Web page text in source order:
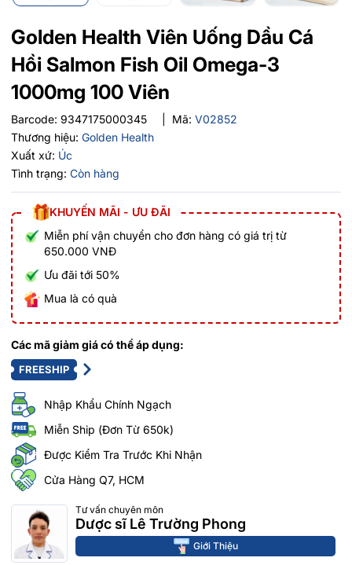
Golden Health Viên Uống Dầu Cá
Hồi Salmon Fish Oil Omega-3
1000mg 100 Viên
Barcode: 9347175000345 Mã: V02852
Thương hiệu: Golden Health
Xuất xứ: Úc
Tình trạng: Còn hàng
KHUYẾN MÃI - ƯU ĐÃI
Miễn phí vận chuyển cho đơn hàng có giá trị từ
650.000 VNĐ
Ưu đãi tới 50%
Mua là có quà
Các mã giảm giá có thể áp dụng:
FREESHIP
Nhập Khẩu Chính Ngạch
Miễn Ship (Đơn Từ 650k)
Được Kiểm Tra Trước Khi Nhận
Cửa Hàng Q7, HCM
Tư vấn chuyên môn
Dược sĩ Lê Trường Phong
Giới Thiệu